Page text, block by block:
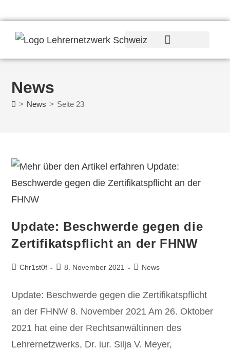
News
> News > Seite 23
Update: Beschwerde gegen die
Zertifikatspflicht an der FHNW
Chr1st0f 8. November 2021 News
Update: Beschwerde gegen die Zertifikatspflicht
an der FHNW 8. November 2021 Am 26. Oktober
2021 hat eine der Rechtsanwältinnen des
Lehrernetzwerks, Dr. iur. Silja V. Meyer,